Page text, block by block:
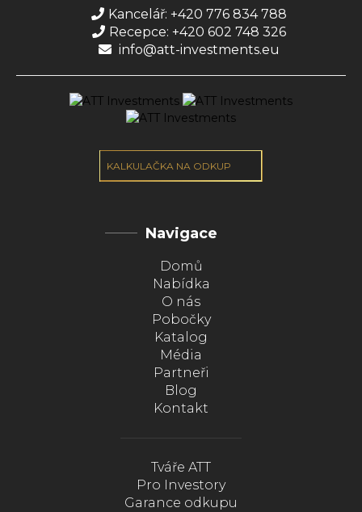
Kancelář: +420 776 834 788
Recepce: +420 602 748 326
info@att-investments.eu
KALKULAČKA NA ODKUP
Navigace
Domů
Nabídka
O nás
Pobočky
Katalog
Média
Partneři
Blog
Kontakt
Tváře ATT
Pro Investory
Garance odkupu